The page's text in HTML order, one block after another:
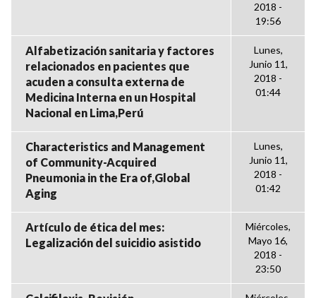
2018 -
19:56
Alfabetización sanitaria y factores
relacionados en pacientes que
acuden a consulta externa de
Medicina Interna en un Hospital
Nacional en Lima,Perú
Lunes,
Junio 11,
2018 -
01:44
Characteristics and Management
of Community-Acquired
Pneumonia in the Era of,Global
Aging
Lunes,
Junio 11,
2018 -
01:42
Artículo de ética del mes:
Legalización del suicidio asistido
Miércoles,
Mayo 16,
2018 -
23:50